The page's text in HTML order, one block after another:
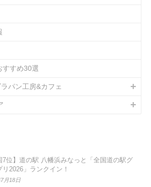
すすめ30選
パン工房&カフェ
7位】道の駅 八幡浜みなっと「全国道の駅グ
リ2026」ランクイン！
月18日